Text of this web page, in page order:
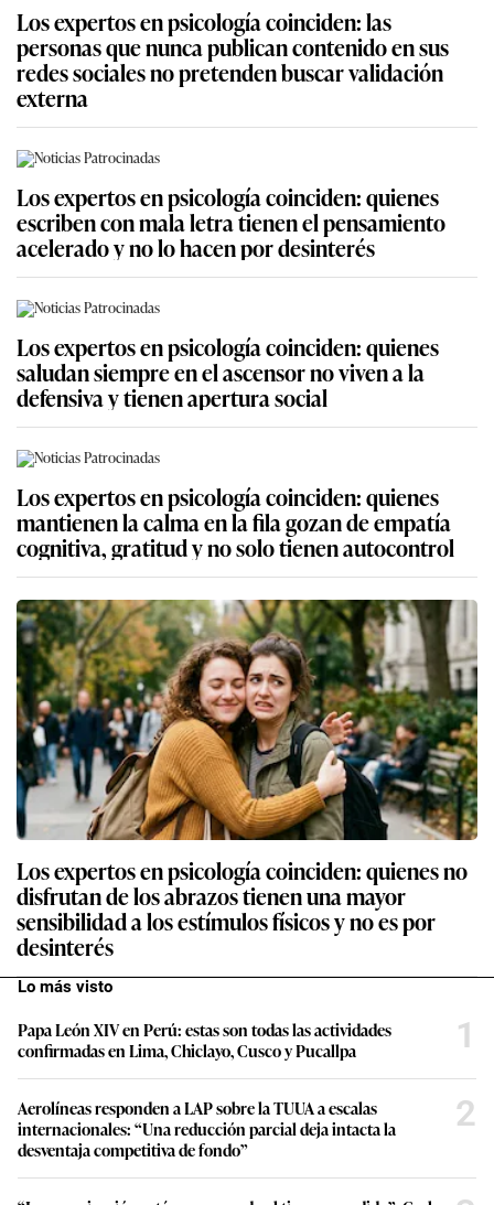
Los expertos en psicología coinciden: las
personas que nunca publican contenido en sus
redes sociales no pretenden buscar validación
externa
Los expertos en psicología coinciden: quienes
escriben con mala letra tienen el pensamiento
acelerado y no lo hacen por desinterés
Los expertos en psicología coinciden: quienes
saludan siempre en el ascensor no viven a la
defensiva y tienen apertura social
Los expertos en psicología coinciden: quienes
mantienen la calma en la fila gozan de empatía
cognitiva, gratitud y no solo tienen autocontrol
Los expertos en psicología coinciden: quienes no
disfrutan de los abrazos tienen una mayor
sensibilidad a los estímulos físicos y no es por
desinterés
Lo más visto
Papa León XIV en Perú: estas son todas las actividades
confirmadas en Lima, Chiclayo, Cusco y Pucallpa
1
Aerolíneas responden a LAP sobre la TUUA a escalas
internacionales: “Una reducción parcial deja intacta la
desventaja competitiva de fondo”
2